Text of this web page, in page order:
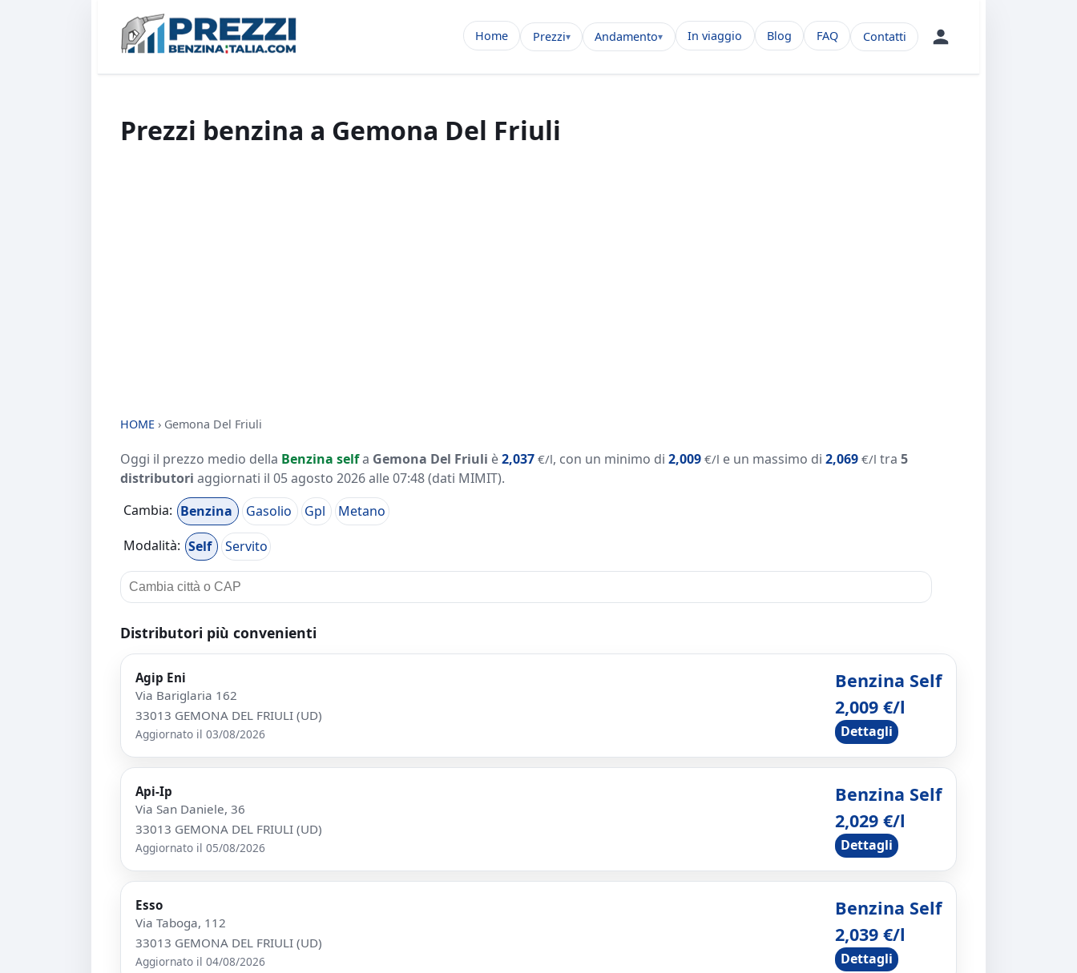
Home Prezzi Andamento In viaggio Blog FAQ Contatti
Prezzi benzina a Gemona Del Friuli
HOME › Gemona Del Friuli
Oggi il prezzo medio della Benzina selfa Gemona Del Friuli è2,037 €/l, con un minimo di 2,009 €/l e un massimo di 2,069 €/l tra 5
distributori aggiornati il 05 agosto 2026 alle 07:48(dati MIMIT).
Cambia: Benzina Gasolio Gpl
Metano
Modalità: Self Servito
Distributori più convenienti
Agip Eni
Via Bariglaria 162
33013 GEMONA DEL FRIULI (UD)
Aggiornato il 03/08/2026
Benzina Self
2,009 €/l
Dettagli
Api-Ip
Via San Daniele, 36
33013 GEMONA DEL FRIULI (UD)
Aggiornato il 05/08/2026
Benzina Self
2,029 €/l
Dettagli
Esso
Via Taboga, 112
33013 GEMONA DEL FRIULI (UD)
Aggiornato il 04/08/2026
Benzina Self
2,039 €/l
Dettagli